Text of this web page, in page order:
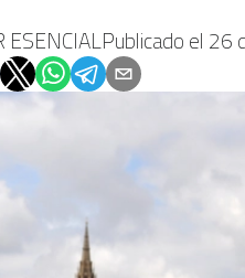
ESENCIALPublicado el 26